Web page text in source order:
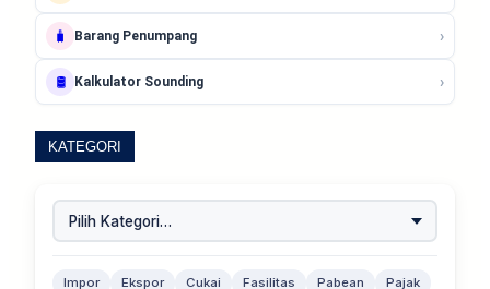
🧳 Barang Penumpang ›
🛢️ Kalkulator Sounding ›
KATEGORI
Impor Ekspor Cukai Fasilitas Pabean
Pajak